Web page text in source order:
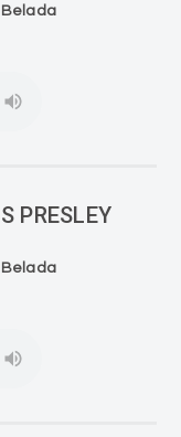
Belada
PRESLEY
Belada